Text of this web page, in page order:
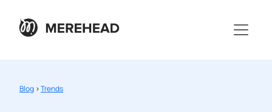
Blog >Trends